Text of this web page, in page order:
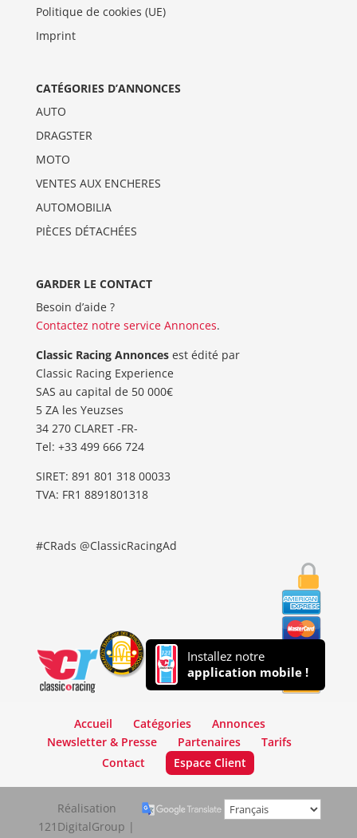
Politique de cookies (UE)
Imprint
CATÉGORIES D’ANNONCES
AUTO
DRAGSTER
MOTO
VENTES AUX ENCHERES
AUTOMOBILIA
PIÈCES DÉTACHÉES
GARDER LE CONTACT
Besoin d’aide ?
Contactez notre service Annonces.
Classic Racing Annoncesest édité par
Classic Racing Experience
SAS au capital de 50 000€
5 ZA les Yeuzses
34 270 CLARET -FR-
Tel: ‭+33 499 666 724‬
SIRET: 891 801 318 00033
TVA: FR1 8891801318
#CRads @ClassicRacingAd
Installez notre
application mobile !
Accueil Catégories
Annonces
Newsletter & Presse
Partenaires
Tarifs
Contact
Espace Client
Réalisation
121DigitalGroup |